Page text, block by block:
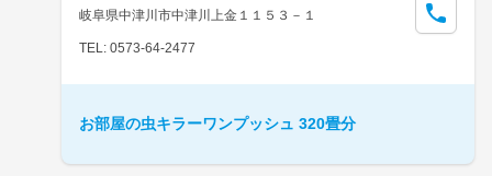
岐阜県中津川市中津川上金１１５３－１
TEL: 0573-64-2477
お部屋の虫キラーワンプッシュ 320畳分